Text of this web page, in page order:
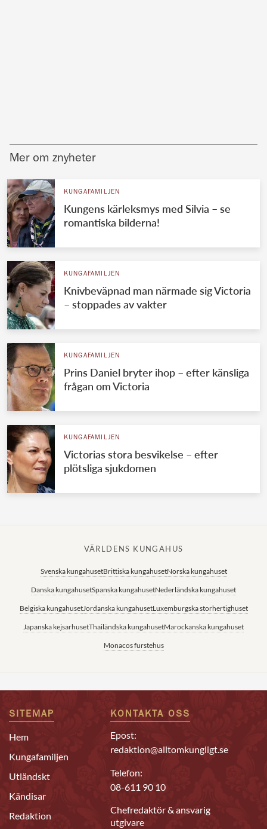
Mer om znyheter
KUNGAFAMILJEN
Kungens kärleksmys med Silvia – se
romantiska bilderna!
KUNGAFAMILJEN
Knivbeväpnad man närmade sig Victoria
– stoppades av vakter
KUNGAFAMILJEN
Prins Daniel bryter ihop – efter känsliga
frågan om Victoria
KUNGAFAMILJEN
Victorias stora besvikelse – efter
plötsliga sjukdomen
VÄRLDENS KUNGAHUS
Svenska kungahusetBrittiska kungahusetNorska kungahuset
Danska kungahusetSpanska kungahusetNederländska kungahuset
Belgiska kungahusetJordanska kungahusetLuxemburgska storhertighuset
Japanska kejsarhusetThailändska kungahusetMarockanska kungahuset
Monacos furstehus
SITEMAP
Hem
Kungafamiljen
Utländskt
Kändisar
Redaktion
KONTAKTA OSS
Epost:
redaktion@alltomkungligt.se
Telefon:
08-611 90 10
Chefredaktör & ansvarig
utgivare